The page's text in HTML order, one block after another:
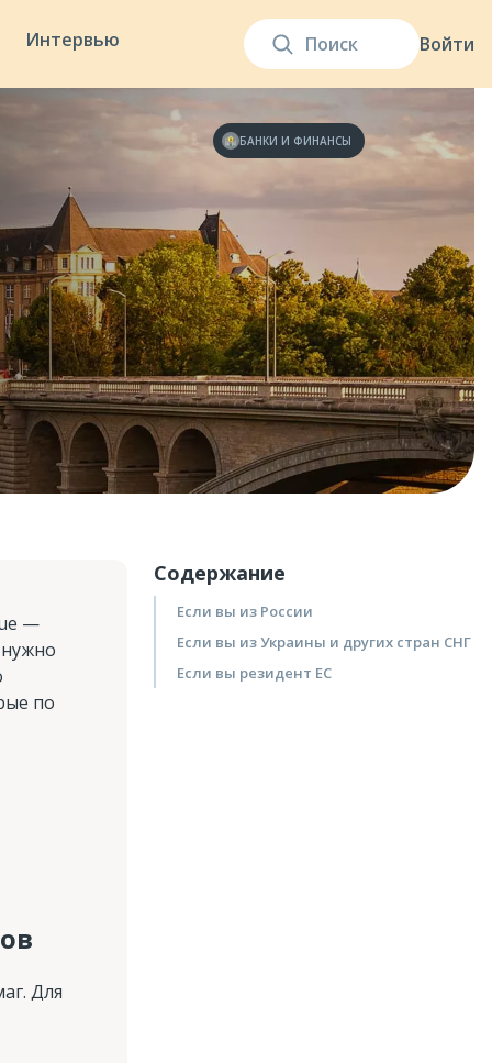
Войти
Интервью
БАНКИ И ФИНАНСЫ
Содержание
Если вы из России
Если вы из Украины и других стран СНГ
Если вы резидент ЕС
—
по
Для